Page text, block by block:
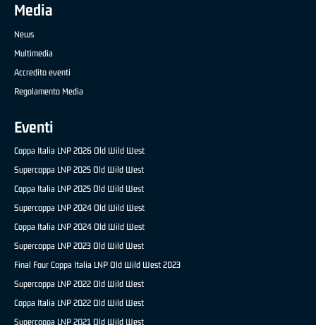
Media
News
Multimedia
Accredito eventi
Regolamento Media
Eventi
Coppa Italia LNP 2026 Old Wild West
Supercoppa LNP 2025 Old Wild West
Coppa Italia LNP 2025 Old Wild West
Supercoppa LNP 2024 Old Wild West
Coppa Italia LNP 2024 Old Wild West
Supercoppa LNP 2023 Old Wild West
Final Four Coppa Italia LNP Old Wild West 2023
Supercoppa LNP 2022 Old Wild West
Coppa Italia LNP 2022 Old Wild West
Supercoppa LNP 2021 Old Wild West